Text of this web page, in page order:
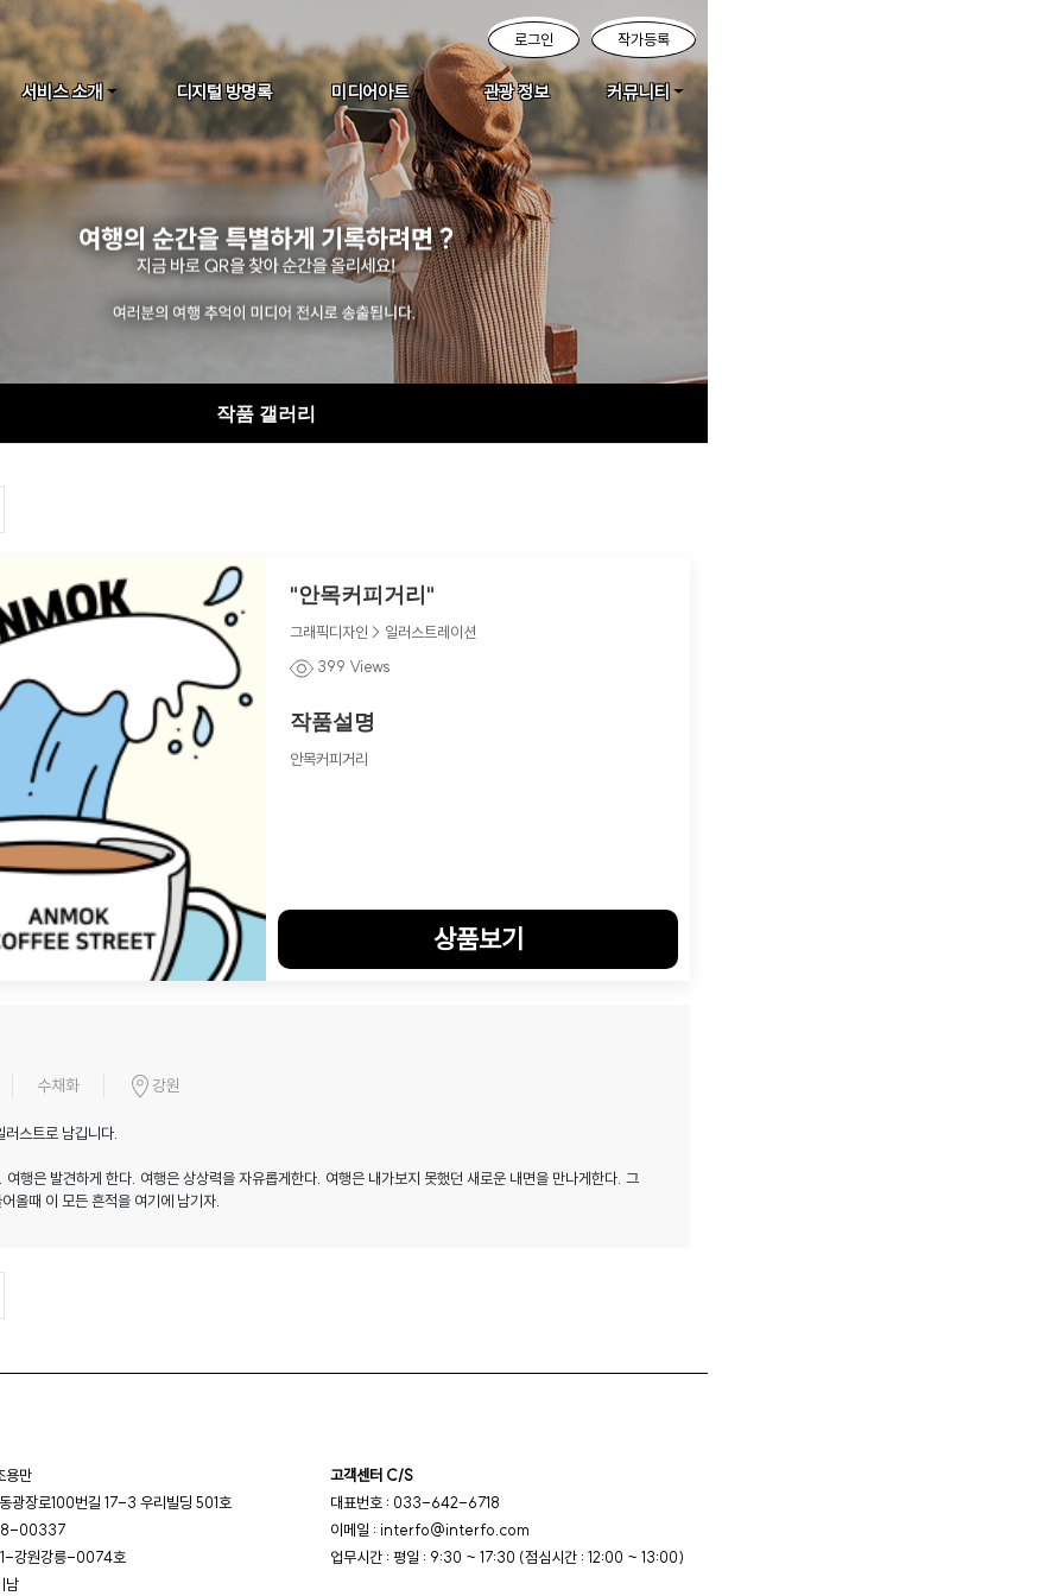
로그인 작가등록
서비스 소개 디지털 방명록 미디어아트 관광 정보 커뮤니티
작품 갤러리
"안목커피거리"
그래픽디자인 > 일러스트레이션
399 Views
작품설명
안목커피거리
상품보기
수채화 강원
스트로 남깁니다.
여행은 발견하게 한다. 여행은 상상력을 자유롭게한다. 여행은 내가보지 못했던 새로운 내면을 만나게한다. 그
올때 이 모든 흔적을 여기에 남기자.
용만
광장로100번길 17-3 우리빌딩 501호
00337
강원강릉-0074호
남
고객센터 C/S
대표번호 : 033-642-6718
이메일 : interfo@interfo.com
업무시간 : 평일 : 9:30 ~ 17:30 (점심시간 : 12:00 ~ 13:00)